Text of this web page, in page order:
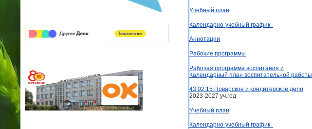
Учебный план
Календарно-учебный график
Аннотации
Рабочие программы
Рабочая программа воспитания и
Календарный план воспитательной работы
43.02.15 Поварское и кондитерское дело
2023-2027 уч.год
Учебный план
Календарно-учебный график